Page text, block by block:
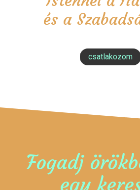
és a
csatlakozom
Fogadj
egy